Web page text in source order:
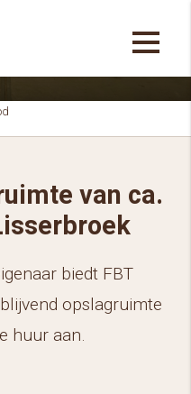
van ca.
biedt FBT
opslagruimte
huur aan.